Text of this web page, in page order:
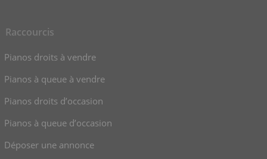
Raccourcis
Pianos droits à vendre
Pianos à queue à vendre
Pianos droits d’occasion
Pianos à queue d’occasion
Déposer une annonce